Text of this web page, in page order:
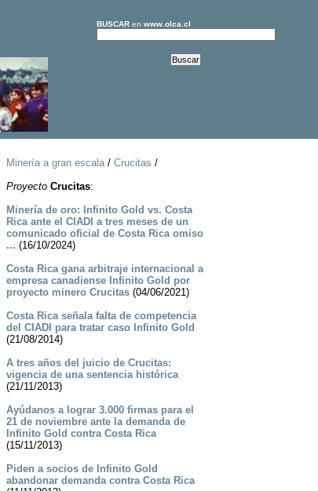
BUSCARen www.olca.cl
Minería a gran escala/ Crucitas /
Proyecto Crucitas:
Minería de oro: Infinito Gold vs. Costa
Rica ante el CIADI a tres meses de un
comunicado oficial de Costa Rica omiso
... (16/10/2024)
Costa Rica gana arbitraje internacional a
empresa canadiense Infinito Gold por
proyecto minero Crucitas(04/06/2021)
Costa Rica señala falta de competencia
del CIADI para tratar caso Infinito Gold
(21/08/2014)
A tres años del juicio de Crucitas:
vigencia de una sentencia histórica
(21/11/2013)
Ayúdanos a lograr 3.000 firmas para el
21 de noviembre ante la demanda de
Infinito Gold contra Costa Rica
(15/11/2013)
Piden a socios de Infinito Gold
abandonar demanda contra Costa Rica